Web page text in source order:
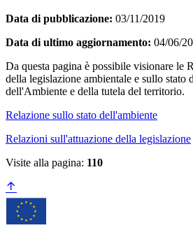
Data di pubblicazione: 03/11/2019
Data di ultimo aggiornamento: 04/06/
Da questa pagina è possibile visionare le
della legislazione ambientale e sullo stato
dell'Ambiente e della tutela del territorio.
Relazione sullo stato dell'ambiente
Relazioni sull'attuazione della legislazione
Visite alla pagina: 110